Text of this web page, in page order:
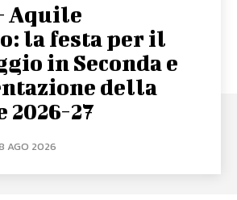
Aquile
la festa per il
in Seconda e
della
2026-27
AGO 2026